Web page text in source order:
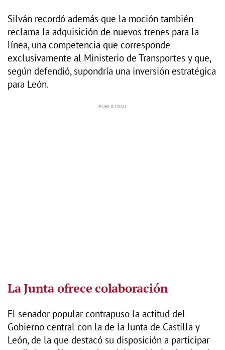
Silván recordó además que la moción también
reclama la adquisición de nuevos trenes para la
línea, una competencia que corresponde
exclusivamente al Ministerio de Transportes y que,
según defendió, supondría una inversión estratégica
para León.
La Junta ofrece colaboración
El senador popular contrapuso la actitud del
Gobierno central con la de la Junta de Castilla y
León, de la que destacó su disposición a participar